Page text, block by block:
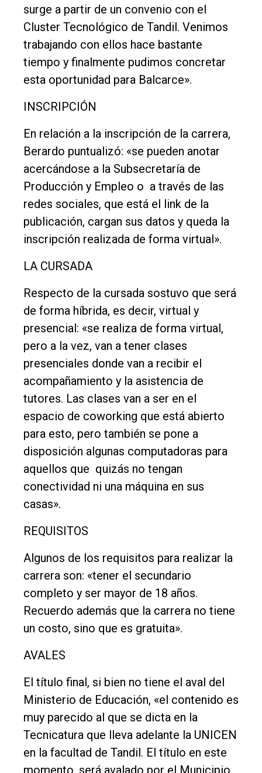
Contacto
surge a partir de un convenio con el
Cluster Tecnológico de Tandil. Venimos
trabajando con ellos hace bastante
tiempo y finalmente pudimos concretar
esta oportunidad para Balcarce».
INSCRIPCIÓN
En relación a la inscripción de la carrera,
Berardo puntualizó: «se pueden anotar
acercándose a la Subsecretaría de
Producción y Empleo o a través de las
redes sociales, que está el link de la
publicación, cargan sus datos y queda la
inscripción realizada de forma virtual».
LA CURSADA
Respecto de la cursada sostuvo que será
de forma híbrida, es decir, virtual y
presencial: «se realiza de forma virtual,
pero a la vez, van a tener clases
presenciales donde van a recibir el
acompañamiento y la asistencia de
tutores. Las clases van a ser en el
espacio de coworking que está abierto
para esto, pero también se pone a
disposición algunas computadoras para
aquellos que quizás no tengan
conectividad ni una máquina en sus
casas».
REQUISITOS
Algunos de los requisitos para realizar la
carrera son: «tener el secundario
completo y ser mayor de 18 años.
Recuerdo además que la carrera no tiene
un costo, sino que es gratuita».
AVALES
El título final, si bien no tiene el aval del
Ministerio de Educación, «el contenido es
muy parecido al que se dicta en la
Tecnicatura que lleva adelante la UNICEN
en la facultad de Tandil. El título en este
momento, será avalado por el Municipio